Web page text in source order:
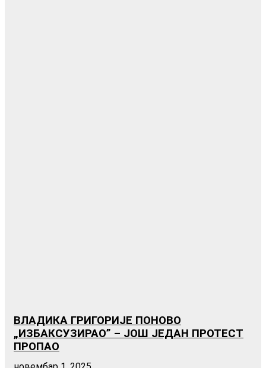
ВЛАДИКА ГРИГОРИЈЕ ПОНОВО
„ИЗБАКСУЗИРАО” – ЈОШ ЈЕДАН ПРОТЕСТ
ПРОПАО